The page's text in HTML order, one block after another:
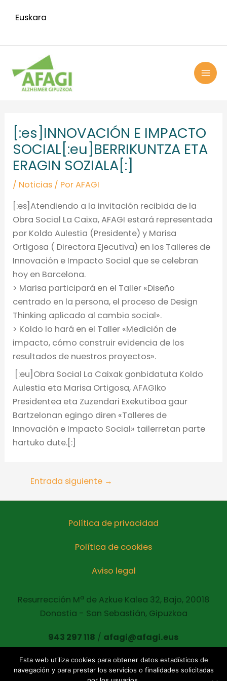
Euskara
[:es]INNOVACIÓN E IMPACTO
SOCIAL[:eu]BERRIKUNTZA ETA
ERAGIN SOZIALA[:]
/ Noticias / PorAFAGI
[:es]Atendiendo a la invitación recibida de la
Obra Social La Caixa, AFAGI estará representada
por Koldo Aulestia (Presidente) y Marisa
Ortigosa ( Directora Ejecutiva) en los Talleres de
Innovación e Impacto Social que se celebran
hoy en Barcelona.
> Marisa participará en el Taller «Diseño
centrado en la persona, el proceso de Design
Thinking aplicado al cambio social».
> Koldo lo hará en el Taller «Medición de
impacto, cómo construir evidencia de los
resultados de nuestros proyectos».
[:eu]Obra Social La Caixak gonbidatuta Koldo
Aulestia eta Marisa Ortigosa, AFAGIko
Presidentea eta Zuzendari Exekutiboa gaur
Bartzelonan egingo diren «Talleres de
Innovación e Impacto Social» tailerretan parte
hartuko dute.[:]
entradas
Entrada siguiente →
Política de privacidad
Política de cookies
Aviso legal
Resurrección Mª de Azkue Kalea 32, Bajo, 20018
Donostia - San Sebastián, Gipuzkoa
943 297 118 / afagi@afagi.eus
Copyright © 2021 AFAGI Todos los derechos
Esta web utiliza cookies para obtener datos estadísticos de
navegación y para prestar los servicios o finalidades solicitadas